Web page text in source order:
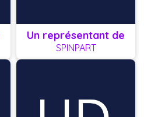
Un représentant de
SPINPART